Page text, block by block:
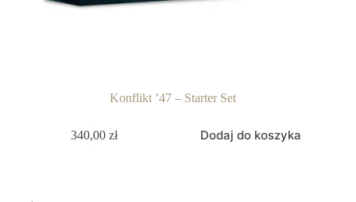
Konflikt ’47 – Starter Set
340,00zł Dodaj do koszyka